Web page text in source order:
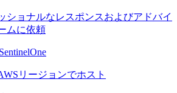
ショナルなレスポンスおよびアドバイ
ムに依頼
リージョンでホスト